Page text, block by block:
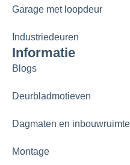
Garage met loopdeur
Industriedeuren
Informatie
Blogs
Deurbladmotieven
Dagmaten en inbouwruimte
Montage